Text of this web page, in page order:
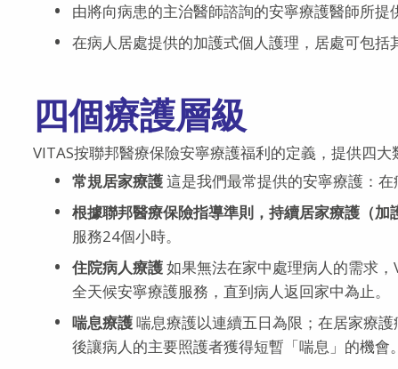
由將向病患的主治醫師諮詢的安寧療護醫師所提
在病人居處提供的加護式個人護理，居處可包
四個療護層級
VITAS按聯邦醫療保險安寧療護福利的定義，提供四大
常規居家療護這是我們最常提供的安寧療護：在
根據聯邦醫療保險指導準則，持續居家療護（加
服務24個小時。
住院病人療護如果無法在家中處理病人的需求
全天候安寧療護服務，直到病人返回家中為止。
喘息療護喘息療護以連續五日為限；在居家療
後讓病人的主要照護者獲得短暫「喘息」的機會。